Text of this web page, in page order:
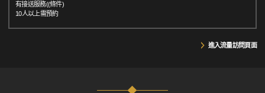
有接送服務((條件)
10人以上需預約
進入流量訪問頁面